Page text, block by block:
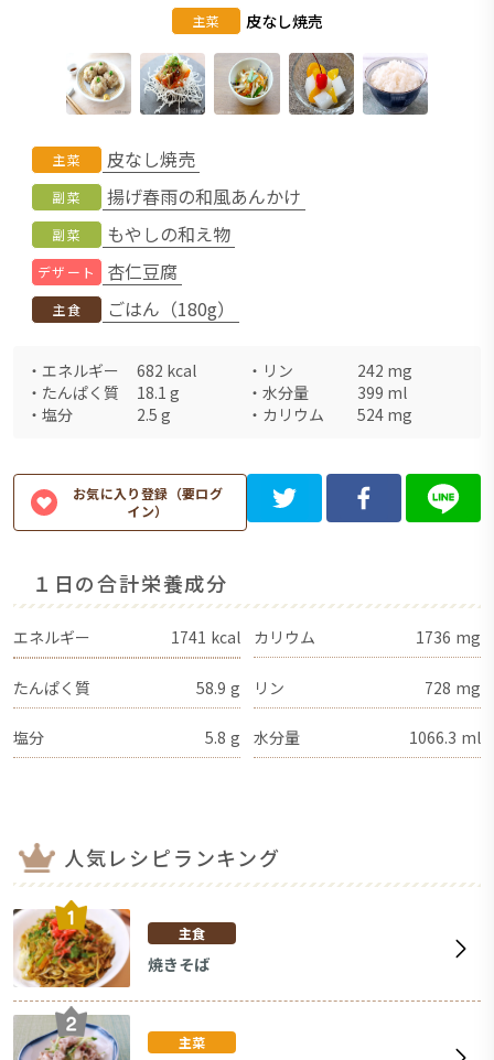
主菜 皮なし焼売
主菜 皮なし焼売
副菜 揚げ春雨の和風あんかけ
副菜 もやしの和え物
デザート 杏仁豆腐
主食 ごはん（180g）
・ エネルギー 682 kcal ・ リン 242 mg
・ たんぱく質 18.1 g ・ 水分量 399 ml
・ 塩分 2.5 g ・ カリウム 524 mg
お気に入り登録（要ログ
イン）
１日の合計栄養成分
エネルギー 1741 kcal カリウム 1736 mg
たんぱく質 58.9 g リン 728 mg
塩分 5.8 g 水分量 1066.3 ml
人気レシピランキング
主食
焼きそば
主菜